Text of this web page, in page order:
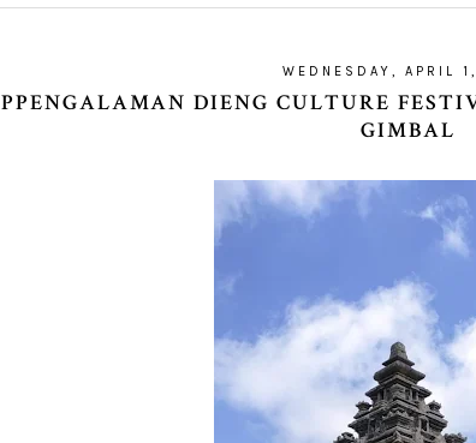
WEDNESDAY, APRIL
PPENGALAMAN DIENG CULTURE
GIMBAL